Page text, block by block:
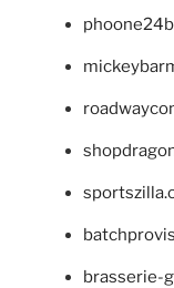
brasserie-